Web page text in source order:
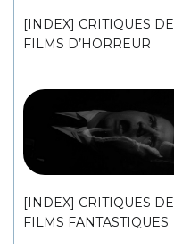
[INDEX] CRITIQUES DE
FILMS D’HORREUR
[INDEX] CRITIQUES DE
FILMS FANTASTIQUES